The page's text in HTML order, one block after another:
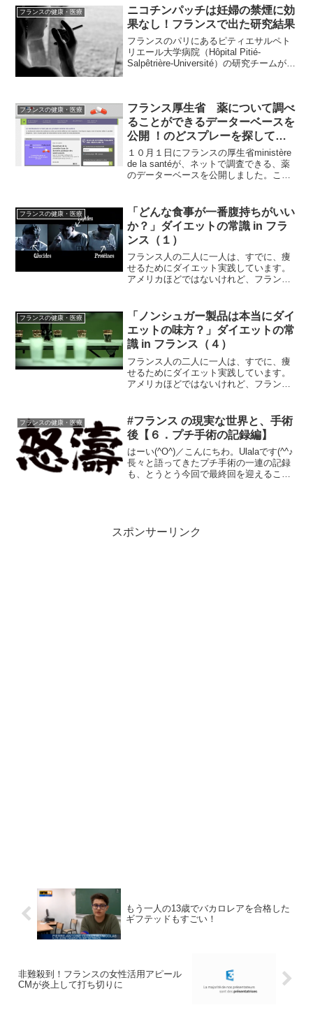
短めを心掛けて書いていきたいと思いま
す(^^...
フランスの健康・医療
ニコチンパッチは妊婦の禁煙に効
果なし！フランスで出た研究結果
フランスのパリにあるピティエサルペト
リエール大学病院（Hôpital Pitié-
Salpêtrière-Université）の研究チームが、
フランスの健康・医療
フランス厚生省 薬について調べ
ることができるデーターベースを
公開 ！のどスプレーを探してみ
る
１０月１日にフランスの厚生省ministère
de la santéが、ネットで調査できる、薬
のデーターベースを公開しました。この
ます。その他にも、薬の正式な値段
や、...
フランスの健康・医療
「どんな食事が一番腹持ちがいい
か？」ダイエットの常識 in フラ
ンス（１）
フランス人の二人に一人は、すでに、痩
せるためにダイエット実践しています。
アメリカほどではないけれど、フランス
い。夏に向けて、そんなフランス人のた
めに、フランスのテレビでやっ...
フランスの健康・医療
「ノンシュガー製品は本当にダイ
エットの味方？」ダイエットの常
識 in フランス（４）
フランス人の二人に一人は、すでに、痩
せるためにダイエット実践しています。
アメリカほどではないけれど、フランス
い。夏に向けて、そんなフランス人のた
めに、フランスのテレビでやっ...
フランスの健康・医療
#フランス の現実な世界と、手術
後【６．プチ手術の記録編】
はーい(^O^)／こんにちわ。Ulalaです(^^♪
長々と語ってきたプチ手術の一連の記録
も、とうとう今回で最終回を迎えること
スポンサーリンク
もう一人の13歳でバカロレアを合格した
ギフテッドもすごい！
非難殺到！フランスの女性活用アピール
CMが炎上して打ち切りに